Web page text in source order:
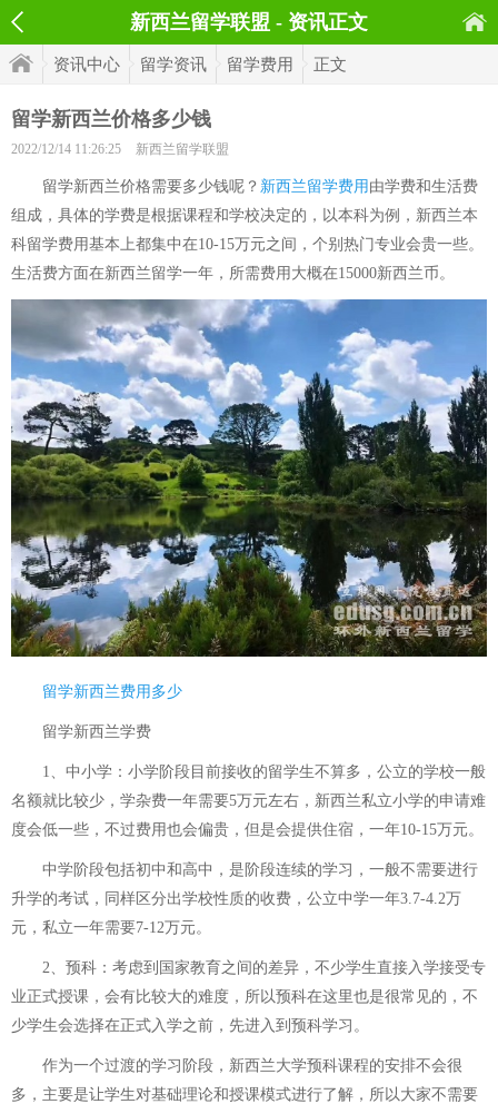
新西兰留学联盟 - 资讯正文
资讯中心 留学资讯 留学费用 正文
留学新西兰价格多少钱
2022/12/14 11:26:25 新西兰留学联盟
留学新西兰价格需要多少钱呢？ 新西兰留学费用 由学费和生活费
组成，具体的学费是根据课程和学校决定的，以本科为例，新西兰本
科留学费用基本上都集中在10-15万元之间，个别热门专业会贵一些。
生活费方面在新西兰留学一年，所需费用大概在15000新西兰币。
留学新西兰费用多少
留学新西兰学费
1、中小学：小学阶段目前接收的留学生不算多，公立的学校一般
名额就比较少，学杂费一年需要5万元左右，新西兰私立小学的申请难
度会低一些，不过费用也会偏贵，但是会提供住宿，一年10-15万元。
中学阶段包括初中和高中，是阶段连续的学习，一般不需要进行
升学的考试，同样区分出学校性质的收费，公立中学一年3.7-4.2万
元，私立一年需要7-12万元。
2、预科：考虑到国家教育之间的差异，不少学生直接入学接受专
业正式授课，会有比较大的难度，所以预科在这里也是很常见的，不
少学生会选择在正式入学之前，先进入到预科学习。
作为一个过渡的学习阶段，新西兰大学预科课程的安排不会很
多，主要是让学生对基础理论和授课模式进行了解，所以大家不需要